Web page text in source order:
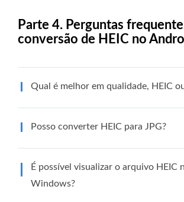
Parte 4. Perguntas
conversão de HEIC no
Qual é melhor em qualidade, HEIC
Posso converter HEIC para JPG?
É possível visualizar o arquivo HEIC
Windows?